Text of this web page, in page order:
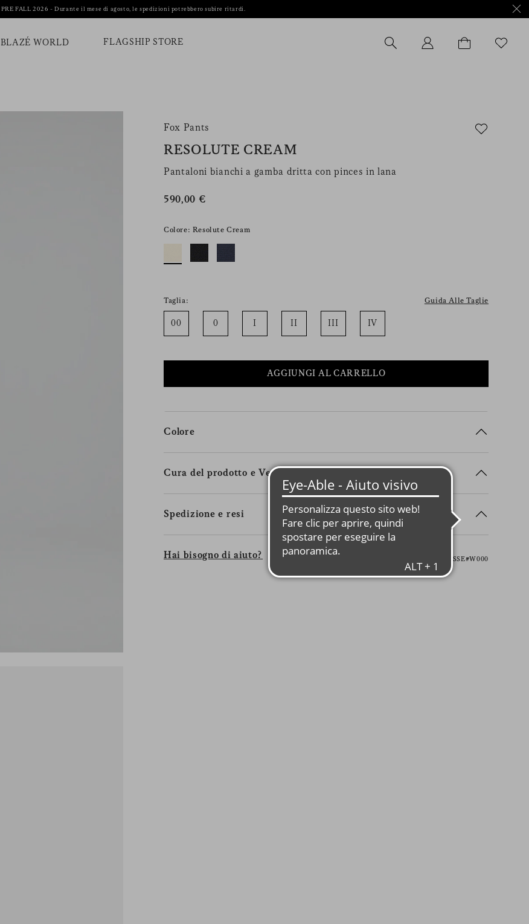
PRE FALL 2026 - Durante il mese di agosto, le spedizioni potrebbero subire ritardi.
BLAZÉ WORLD FLAGSHIP STORE
Fox Pants
RESOLUTE CREAM
Pantaloni bianchi a gamba dritta con pinces in lana
590,00 €
Colore: Resolute Cream
Taglia: Guida Alle Taglie
00 0 I II III IV
AGGIUNGI AL CARRELLO
Colore
Cura del prodotto e Vestibilità
Spedizione e resi
Hai bisogno di aiuto? Item PTMPA01#RE-ESSE#W000